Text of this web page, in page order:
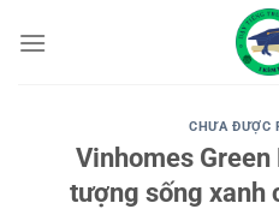
qua
CHƯA ĐƯỢC
Vinhomes
tượng sống xanh